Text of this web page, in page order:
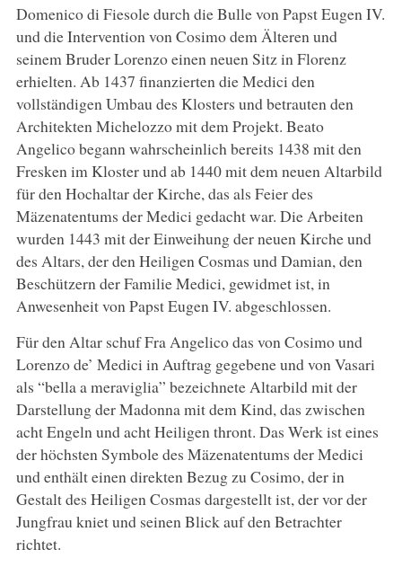
Domenico di Fiesole durch die Bulle von Papst Eugen IV.
und die Intervention von Cosimo dem Älteren und
seinem Bruder Lorenzo einen neuen Sitz in Florenz
erhielten. Ab 1437 finanzierten die Medici den
vollständigen Umbau des Klosters und betrauten den
Architekten Michelozzo mit dem Projekt. Beato
Angelico begann wahrscheinlich bereits 1438 mit den
Fresken im Kloster und ab 1440 mit dem neuen Altarbild
für den Hochaltar der Kirche, das als Feier des
Mäzenatentums der Medici gedacht war. Die Arbeiten
wurden 1443 mit der Einweihung der neuen Kirche und
des Altars, der den Heiligen Cosmas und Damian, den
Beschützern der Familie Medici, gewidmet ist, in
Anwesenheit von Papst Eugen IV. abgeschlossen.
Für den Altar schuf Fra Angelico das von Cosimo und
Lorenzo de’ Medici in Auftrag gegebene und von Vasari
als “bella a meraviglia” bezeichnete Altarbild mit der
Darstellung der Madonna mit dem Kind, das zwischen
acht Engeln und acht Heiligen thront. Das Werk ist eines
der höchsten Symbole des Mäzenatentums der Medici
und enthält einen direkten Bezug zu Cosimo, der in
Gestalt des Heiligen Cosmas dargestellt ist, der vor der
Jungfrau kniet und seinen Blick auf den Betrachter
richtet.